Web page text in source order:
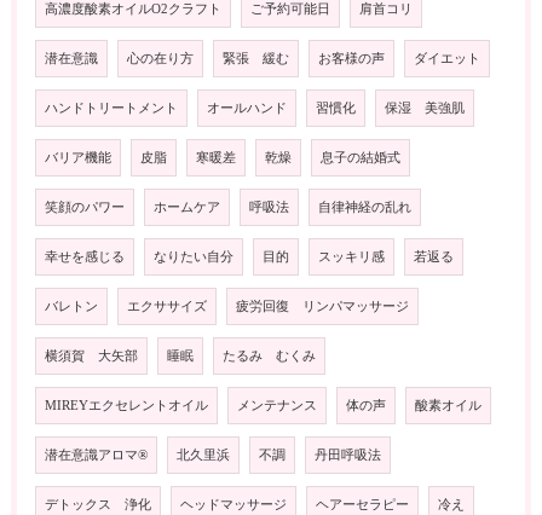
高濃度酸素オイルO2クラフト ご予約可能日 肩首コリ
潜在意識 心の在り方 緊張 緩む お客様の声 ダイエット
ハンドトリートメント オールハンド 習慣化 保湿 美強肌
バリア機能 皮脂 寒暖差 乾燥 息子の結婚式
笑顔のパワー ホームケア 呼吸法 自律神経の乱れ
幸せを感じる なりたい自分 目的 スッキリ感 若返る
バレトン エクササイズ 疲労回復 リンパマッサージ
横須賀 大矢部 睡眠 たるみ むくみ
MIREYエクセレントオイル メンテナンス 体の声 酸素オイル
潜在意識アロマ®️ 北久里浜 不調 丹田呼吸法
デトックス 浄化 ヘッドマッサージ ヘアーセラピー 冷え